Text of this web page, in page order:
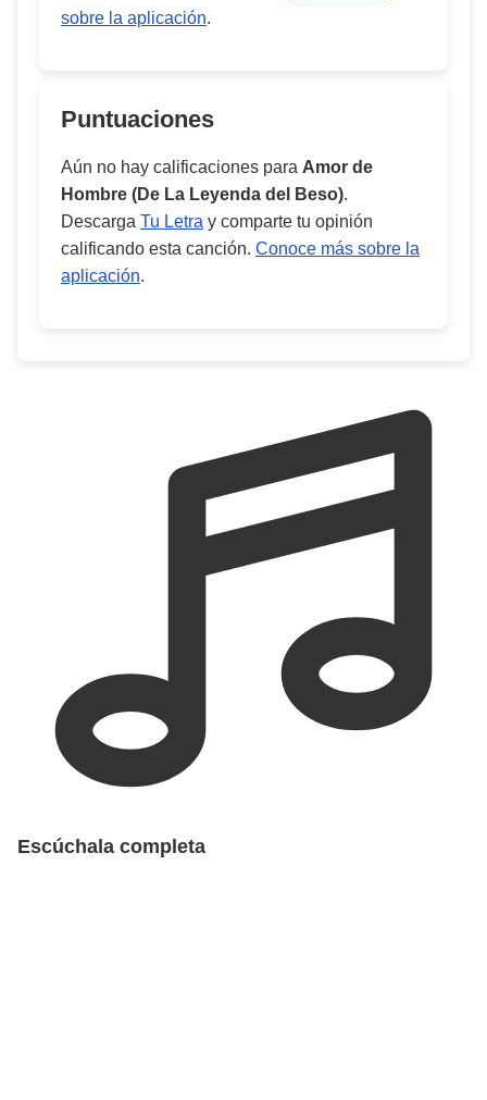
sobre la aplicación.
Puntuaciones
Aún no hay calificaciones para Amor de
Hombre (De La Leyenda del Beso).
Descarga Tu Letra y comparte tu opinión
calificando esta canción. Conoce más sobre la
aplicación.
Escúchala completa